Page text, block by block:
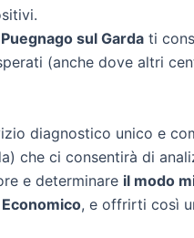
sul Garda ti
(anche dove altri
diagnostico unico e
che ci consentirà di
e determinare il modo
, e offrirti così